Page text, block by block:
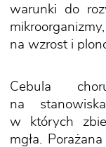
warunki do
na wzrost i
Cebula
na
w których
mgła.